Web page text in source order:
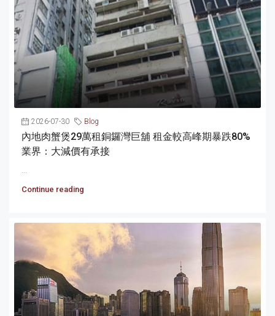
2026-07-30 Blog
內地肉蟹煲29萬租銅鑼灣巨舖 租金較高峰期暴跌80%
業界：大減價有承接
Continue reading